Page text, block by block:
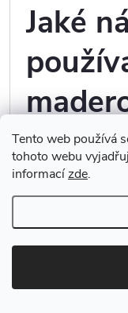
Tento web používá
tohoto webu
informacízde.
Jaké
Při profesionální
anatomicky